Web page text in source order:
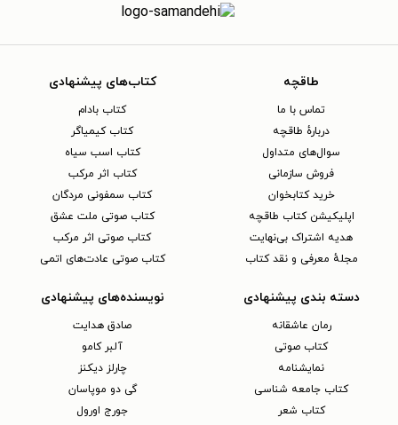
طاقچه
تماس با ما
دربارهٔ طاقچه
سوال‌های متداول
فروش سازمانی
خرید کتابخوان
اپلیکیشن کتاب طاقچه
هدیه اشتراک بی‌نهایت
مجلهٔ معرفی و نقد کتاب
کتاب‌های پیشنهادی
کتاب بادام
کتاب کیمیاگر
کتاب اسب سیاه
کتاب اثر مرکب
کتاب سمفونی مردگان
کتاب صوتی ملت عشق
کتاب صوتی اثر مرکب
کتاب صوتی عادت‌های اتمی
دسته بندی پیشنهادی
رمان عاشقانه
کتاب‌ صوتی
نمایشنامه
کتاب جامعه شناسی
کتاب شعر
نویسنده‌های پیشنهادی
صادق هدایت
آلبر کامو
چارلز دیکنز
گی دو موپاسان
جورج اورول